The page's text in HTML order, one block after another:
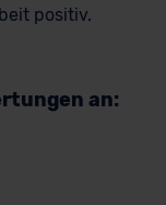
positiv.
an: